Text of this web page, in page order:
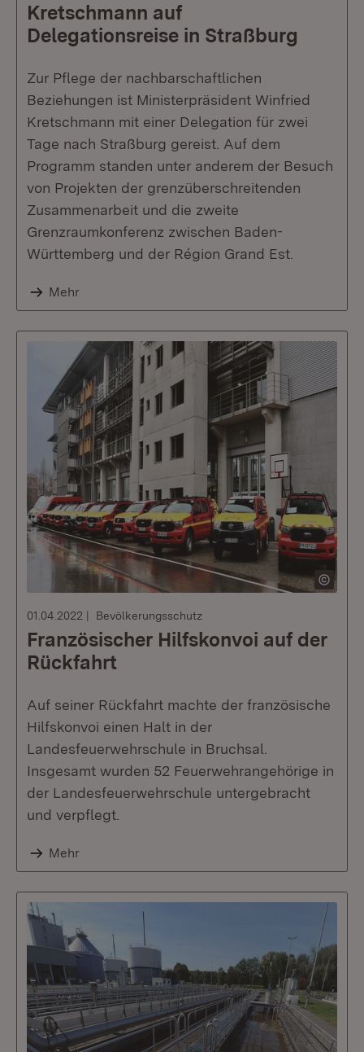
Kretschmann auf
Delegationsreise in Straßburg
Zur Pflege der nachbarschaftlichen
Beziehungen ist Ministerpräsident Winfried
Kretschmann mit einer Delegation für zwei
Tage nach Straßburg gereist. Auf dem
Programm standen unter anderem der Besuch
von Projekten der grenzüberschreitenden
Zusammenarbeit und die zweite
Grenzraumkonferenz zwischen Baden-
Württemberg und der Région Grand Est.
Mehr
01.04.2022 Bevölkerungsschutz
Französischer Hilfskonvoi auf der
Rückfahrt
Auf seiner Rückfahrt machte der französische
Hilfskonvoi einen Halt in der
Landesfeuerwehrschule in Bruchsal.
Insgesamt wurden 52 Feuerwehrangehörige in
der Landesfeuerwehrschule untergebracht
und verpflegt.
Mehr